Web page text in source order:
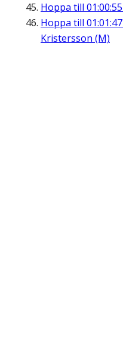
Hoppa till 01:00:55
Hoppa till 01:01:47
Kristersson (M)